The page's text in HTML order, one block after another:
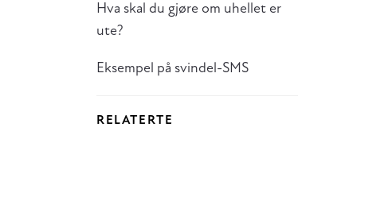
Hva skal du gjøre om uhellet er
ute?
Eksempel på svindel-SMS
RELATERTE